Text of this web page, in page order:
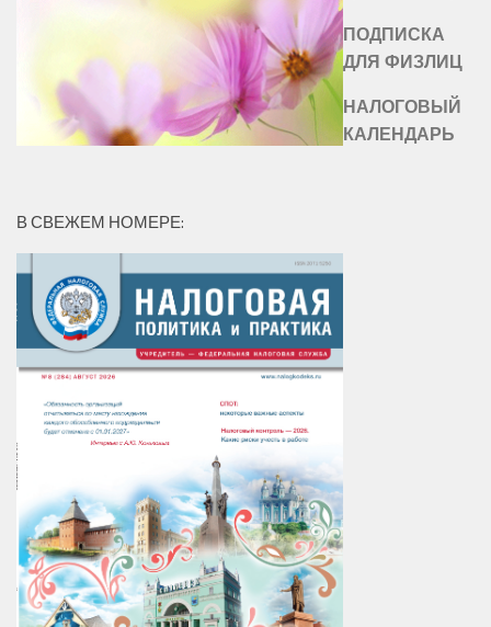
ПОДПИСКА
ДЛЯ ФИЗЛИЦ
НАЛОГОВЫЙ
КАЛЕНДАРЬ
В СВЕЖЕМ НОМЕРЕ: